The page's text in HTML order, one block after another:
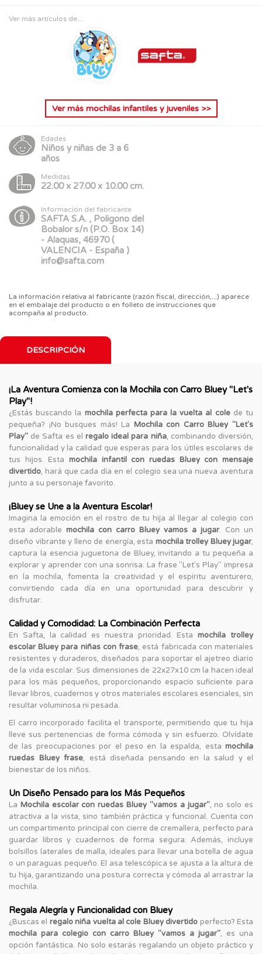
Ver más artículos de...
Ver más mochilas infantiles y juveniles>>
Edades
Niños y niñas de 3 a 6
años
Medidas
22.00 x 27.00 x 10.00 cm.
Información del fabricante
SAFTA S.A. , Poligono del
Bobalor s/n (P.O. Box 14)
- Alaquas, 46970 (
VALENCIA - España )
info@safta.com
La información relativa al fabricante (razón fiscal, dirección,...) aparece
en el embalaje del producto o en folleto de instrucciones que
acompaña al producto.
DESCRIPCIÓN
¡La Aventura Comienza con la Mochila con Carro Bluey "Let's
Play"!
¿Estás buscando la mochila perfecta para la vuelta al colede tu
pequeña? ¡No busques más! La Mochila con Carro Bluey "Let's
Play" de Safta es el regalo ideal para niña, combinando diversión,
funcionalidad y la calidad que esperas para los útiles escolares de
tus hijos. Esta mochila infantil con ruedas Bluey con mensaje
divertido, hará que cada día en el colegio sea una nueva aventura
junto a su personaje favorito.
¡Bluey se Une a la Aventura Escolar!
Imagina la emoción en el rostro de tu hija al llegar al colegio con
esta adorable mochila con carro Bluey vamos a jugar. Con un
diseño vibrante y lleno de energía, esta mochila trolley Bluey jugar,
captura la esencia juguetona de Bluey, invitando a tu pequeña a
explorar y aprender con una sonrisa. La frase "Let's Play" impresa
en la mochila, fomenta la creatividad y el espíritu aventurero,
convirtiendo cada día en una oportunidad para descubrir y
disfrutar.
Calidad y Comodidad: La Combinación Perfecta
En Safta, la calidad es nuestra prioridad. Estamochila trolley
escolar Bluey para niñas con frase, está fabricada con materiales
resistentes y duraderos, diseñados para soportar el ajetreo diario
de la vida escolar. Sus dimensiones de 22x27x10 cm la hacen ideal
para los más pequeños, proporcionando espacio suficiente para
llevar libros, cuadernos y otros materiales escolares esenciales, sin
resultar voluminosa ni pesada.
El carro incorporado facilita el transporte, permitiendo que tu hija
lleve sus pertenencias de forma cómoda y sin esfuerzo. Olvídate
de las preocupaciones por el peso en la espalda, esta mochila
ruedas Bluey frase, está diseñada pensando en la salud y el
bienestar de los niños.
Un Diseño Pensado para los Más Pequeños
La Mochila escolar con ruedas Bluey "vamos a jugar", no solo es
atractiva a la vista, sino también práctica y funcional. Cuenta con
un compartimento principal con cierre de cremallera, perfecto para
guardar libros y cuadernos de forma segura. Además, incluye
bolsillos laterales de malla, ideales para llevar una botella de agua
o un paraguas pequeño. El asa telescópica se ajusta a la altura de
tu hija, garantizando una postura correcta y cómoda al arrastrar la
mochila.
Regala Alegría y Funcionalidad con Bluey
¿Buscas el regalo niña vuelta al cole Bluey divertido perfecto? Esta
mochila para colegio con carro Bluey "vamos a jugar", es una
opción fantástica. No solo estarás regalando un objeto práctico y